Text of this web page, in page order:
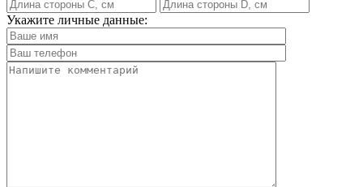
Укажите личные данные: